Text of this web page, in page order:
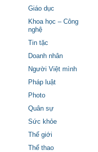
Giáo dục
Khoa học – Công
nghệ
Tin tặc
Doanh nhân
Người Việt mình
Pháp luật
Photo
Quân sự
Sức khỏe
Thế giới
Thể thao